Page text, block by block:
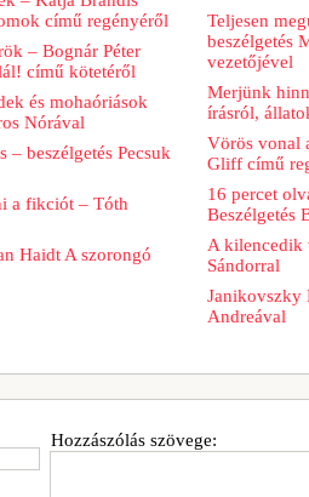
című regényéről
– Bognár Péter
című kötetéről
és mohaóriások
Nórával
– beszélgetés Pecsuk
a fikciót – Tóth
Haidt A szorongó
Teljesen
beszélgetés
vezetőjével
Merjünk
írásról,
Vörös vonal
Gliff című
16 percet
Beszélgetés
A kilencedik
Sándorral
Janikovszky
Andreával
Hozzászólás szövege: